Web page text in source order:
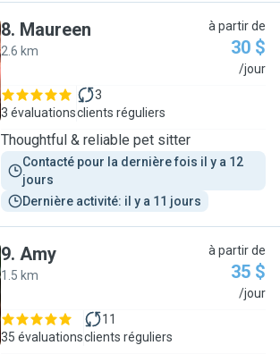
8. Maureen
2.6 km
à partir de
30 $
/jour
3 évaluations
3
clients réguliers
Thoughtful & reliable pet sitter
Contacté pour la dernière fois il y a 12
jours
Dernière activité: il y a 11 jours
9. Amy
1.5 km
à partir de
35 $
/jour
35 évaluations
11
clients réguliers